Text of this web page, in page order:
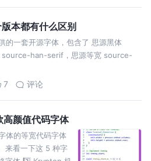
本都有什么区别
的一套开源字体，包含了 思源黑体
han-serif，思源等宽 source-
7 评论
颜值代码字体
体的等宽代码字体
来看一下这 5 种字